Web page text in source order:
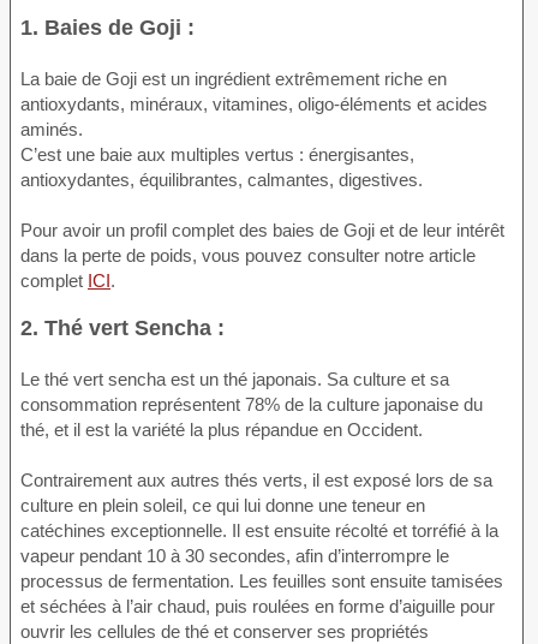
1. Baies de Goji :
La baie de Goji est un ingrédient extrêmement riche en
antioxydants, minéraux, vitamines, oligo-éléments et acides
aminés.
C’est une baie aux multiples vertus : énergisantes,
antioxydantes, équilibrantes, calmantes, digestives.
Pour avoir un profil complet des baies de Goji et de leur intérêt
dans la perte de poids, vous pouvez consulter notre article
complet ICI .
2. Thé vert Sencha :
Le thé vert sencha est un thé japonais. Sa culture et sa
consommation représentent 78% de la culture japonaise du
thé, et il est la variété la plus répandue en Occident.
Contrairement aux autres thés verts, il est exposé lors de sa
culture en plein soleil, ce qui lui donne une teneur en
catéchines exceptionnelle. Il est ensuite récolté et torréfié à la
vapeur pendant 10 à 30 secondes, afin d’interrompre le
processus de fermentation. Les feuilles sont ensuite tamisées
et séchées à l’air chaud, puis roulées en forme d’aiguille pour
ouvrir les cellules de thé et conserver ses propriétés